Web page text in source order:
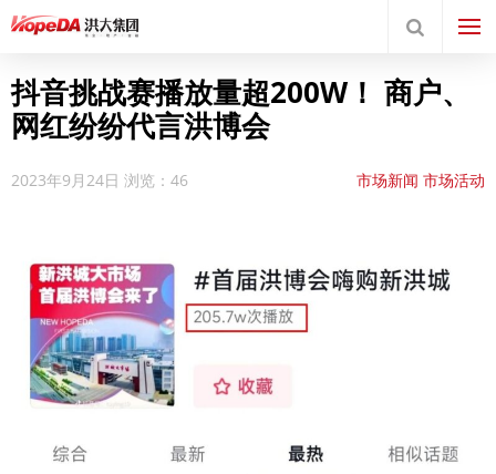
抖音挑战赛播放量超200W！ 商户、
网红纷纷代言洪博会
2023年9月24日 浏览：46 市场新闻 市场活动